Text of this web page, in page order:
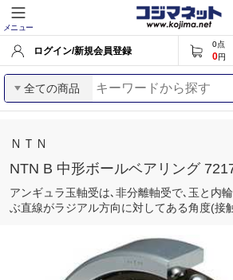
メニュー
ログイン/新規会員登録
0点
0円
全ての商品
ＮＴＮ
NTN B 中形ボールベアリング
アンギュラ玉軸受は､非分離軸受で､玉と内
ぶ直線がラジアル方向に対してある角度(接